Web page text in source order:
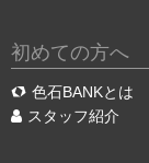
初めての方へ
色石BANKとは
スタッフ紹介